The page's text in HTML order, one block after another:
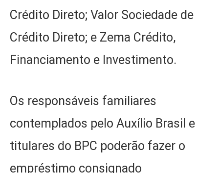
Crédito Direto; Valor Sociedade de
Crédito Direto; e Zema Crédito,
Financiamento e Investimento.
Os responsáveis familiares
contemplados pelo Auxílio Brasil e
titulares do BPC poderão fazer o
empréstimo consignado